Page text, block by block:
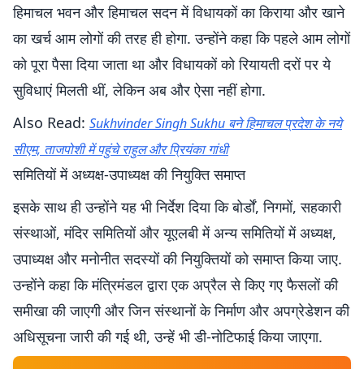
हिमाचल भवन और हिमाचल सदन में विधायकों का किराया और खाने
का खर्च आम लोगों की तरह ही होगा. उन्होंने कहा कि पहले आम लोगों
को पूरा पैसा दिया जाता था और विधायकों को रियायती दरों पर ये
सुविधाएं मिलती थीं, लेकिन अब और ऐसा नहीं होगा.
Also Read: Sukhvinder Singh Sukhu बने हिमाचल प्रदेश के नये
सीएम, ताजपोशी में पहुंचे राहुल और प्रियंका गांधी
समितियों में अध्यक्ष-उपाध्यक्ष की नियुक्ति समाप्त
इसके साथ ही उन्होंने यह भी निर्देश दिया कि बोर्डों, निगमों, सहकारी
संस्थाओं, मंदिर समितियों और यूएलबी में अन्य समितियों में अध्यक्ष,
उपाध्यक्ष और मनोनीत सदस्यों की नियुक्तियों को समाप्त किया जाए.
उन्होंने कहा कि मंत्रिमंडल द्वारा एक अप्रैल से किए गए फैसलों की
समीखा की जाएगी और जिन संस्थानों के निर्माण और अपग्रेडेशन की
अधिसूचना जारी की गई थी, उन्हें भी डी-नोटिफाई किया जाएगा.